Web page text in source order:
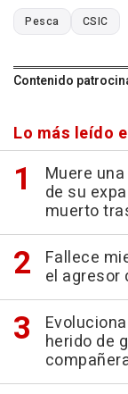
Pesca CSIC
Contenido
Lo más leído
Muere
de su
muerto
Fallece
el agresor
herido de